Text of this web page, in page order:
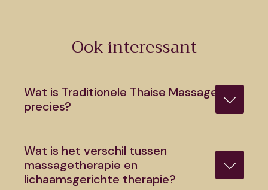
Ook interessant
Wat is Traditionele Thaise Massage
precies?
Wat is het verschil tussen
massagetherapie en
lichaamsgerichte therapie?